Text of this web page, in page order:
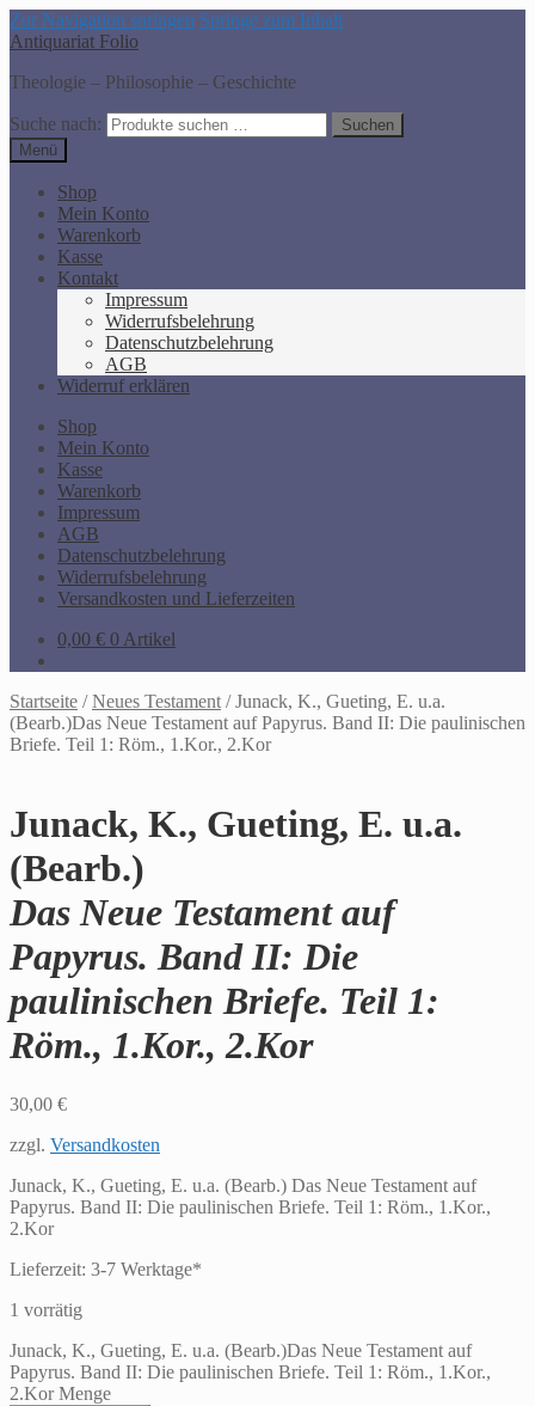
Zur Navigation springen Springe zum Inhalt
Antiquariat Folio
Theologie – Philosophie – Geschichte
Suche nach:
Suchen
Menü
Shop
Mein Konto
Warenkorb
Kasse
Kontakt
Impressum
Widerrufsbelehrung
Datenschutzbelehrung
AGB
Widerruf erklären
Shop
Mein Konto
Kasse
Warenkorb
Impressum
AGB
Datenschutzbelehrung
Widerrufsbelehrung
Versandkosten und Lieferzeiten
0,00 € 0 Artikel
Startseite /Neues Testament /Junack, K., Gueting, E. u.a.
(Bearb.)Das Neue Testament auf Papyrus. Band II: Die paulinischen
Briefe. Teil 1: Röm., 1.Kor., 2.Kor
Junack, K., Gueting, E. u.a.
(Bearb.)
Das Neue Testament auf
Papyrus. Band II: Die
paulinischen Briefe. Teil 1:
Röm., 1.Kor., 2.Kor
30,00 €
zzgl. Versandkosten
Junack, K., Gueting, E. u.a. (Bearb.) Das Neue Testament auf
Papyrus. Band II: Die paulinischen Briefe. Teil 1: Röm., 1.Kor.,
2.Kor
Lieferzeit: 3-7 Werktage*
1 vorrätig
Junack, K., Gueting, E. u.a. (Bearb.)Das Neue Testament auf
Papyrus. Band II: Die paulinischen Briefe. Teil 1: Röm., 1.Kor.,
2.Kor Menge